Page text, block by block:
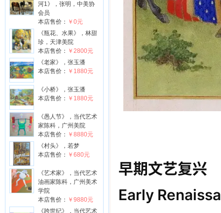
河1》，张明，中美协
会员
本店售价： ￥0元
《瓶花、水果》，林甜
珍，天津美院
本店售价： ￥2800元
《老家》，张玉潘
本店售价： ￥1880元
《小桥》，张玉潘
本店售价： ￥1880元
《愚人节》，当代艺术
家陈科，广州美院
本店售价： ￥8880元
《村头》，若梦
本店售价： ￥680元
《艺术家》，当代艺术
油画家陈科，广州美术
学院
本店售价： ￥9880元
《跨世纪》，当代艺术
早期文艺复兴
Early